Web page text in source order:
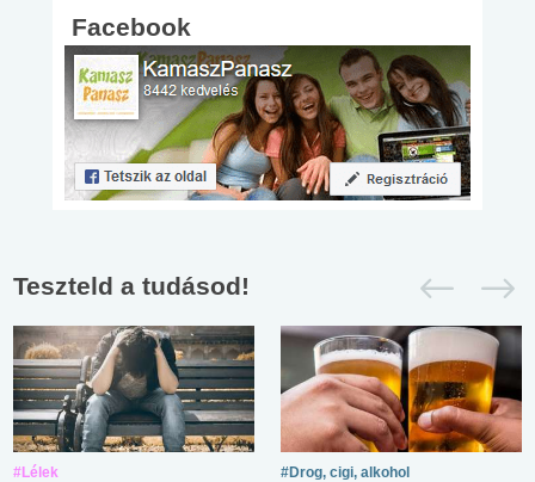
Facebook
Teszteld a tudásod!
#Lélek #Drog, cigi, alkohol